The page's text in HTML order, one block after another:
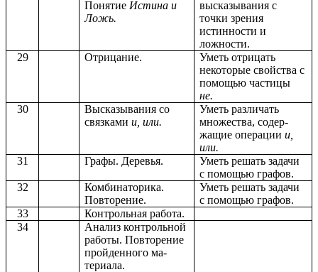
Понятие Истина и
Ложь.
высказывания с
точки зрения
истинности и
ложности.
29
Отрицание.
Уметь отрицать
некоторые свойства с
помощью частицы
не.
30
Высказывания со
связкамии, или.
Уметь различать
множества, содер-
жащие операциии,
или.
31
Графы. Деревья.
Уметь решать задачи
с помощью графов.
32
Комбинаторика.
Повторение.
Уметь решать задачи
с помощью графов.
33
Контрольная работа.
34
Анализ контрольной
работы. Повторение
пройденного ма-
териала.